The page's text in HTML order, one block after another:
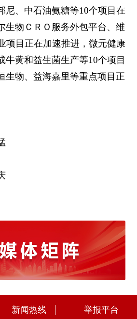
尼、中石油氨糖等10个项目在
生物ＣＲＯ服务外包平台、维
项目正在加速推进，微元健康
牛黄和益生菌生产等10个项目
生物、益海嘉里等重点项目正
新闻热线 举报平台